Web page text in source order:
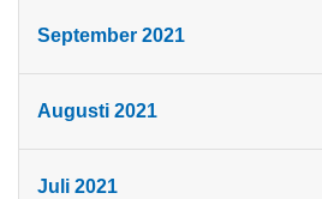
September 2021
Augusti 2021
Juli 2021